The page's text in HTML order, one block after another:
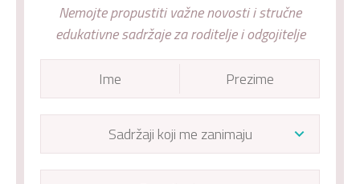
Nemojte propustiti važne novosti i stručne
edukativne sadržaje za roditelje i odgojitelje